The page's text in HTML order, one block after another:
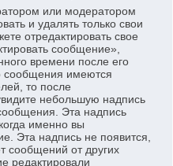
или модератором
и удалять только свои
отредактировать свое
сообщение»,
времени после его
сообщения имеются
то после
небольшую надпись
Эта надпись
именно вы
Эта надпись не появится,
сообщений от других
редактировали